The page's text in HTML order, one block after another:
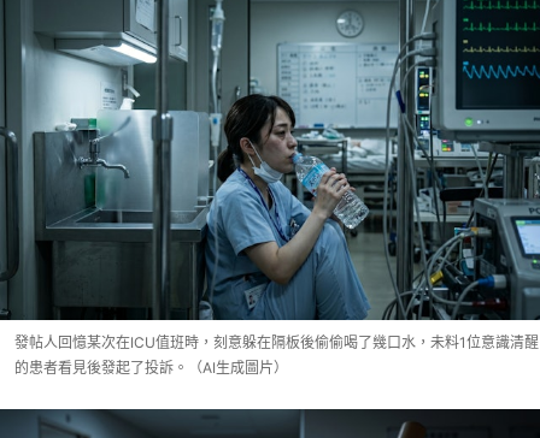
發帖人回憶某次在ICU值班時，刻意躲在隔板後偷偷喝了幾口水，未料1位意識清醒
的患者看見後發起了投訴。（AI生成圖片）